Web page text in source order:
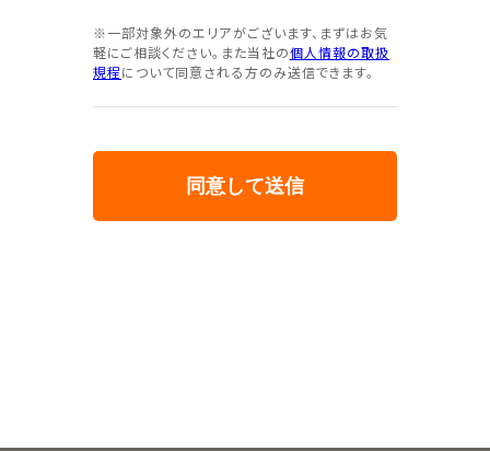
※一部対象外のエリアがございます、まずはお気
軽にご相談ください。また当社の個人情報の取扱
規程 について同意される方のみ送信できます。